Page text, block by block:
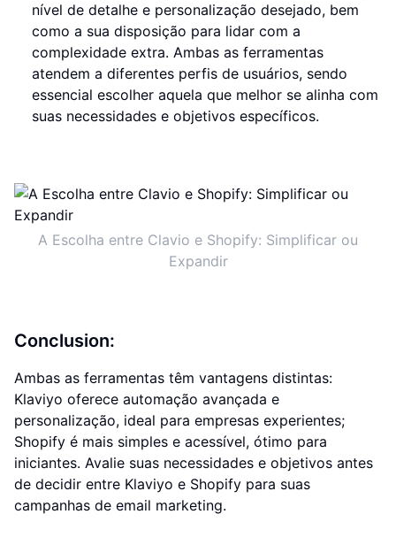
nível de detalhe e personalização desejado, bem
como a sua disposição para lidar com a
complexidade extra. Ambas as ferramentas
atendem a diferentes perfis de usuários, sendo
essencial escolher aquela que melhor se alinha com
suas necessidades e objetivos específicos.
A Escolha entre Clavio e Shopify: Simplificar ou
Expandir
Conclusion:
Ambas as ferramentas têm vantagens distintas:
Klaviyo oferece automação avançada e
personalização, ideal para empresas experientes;
Shopify é mais simples e acessível, ótimo para
iniciantes. Avalie suas necessidades e objetivos antes
de decidir entre Klaviyo e Shopify para suas
campanhas de email marketing.